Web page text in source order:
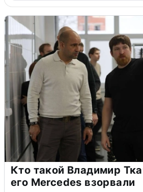
Кто такой Владимир
его Mercedes взорвали